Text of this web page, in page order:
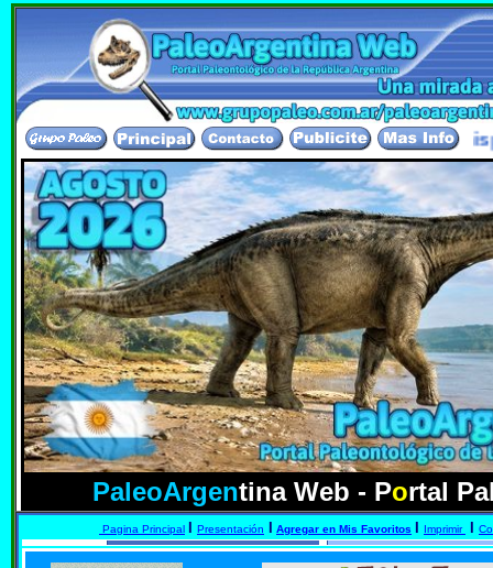
mas completo de lengua hispana.
PaleoArgentina Web - Portal
Pagina Principal Presentación Agregar en Mis Favoritos Imprimir